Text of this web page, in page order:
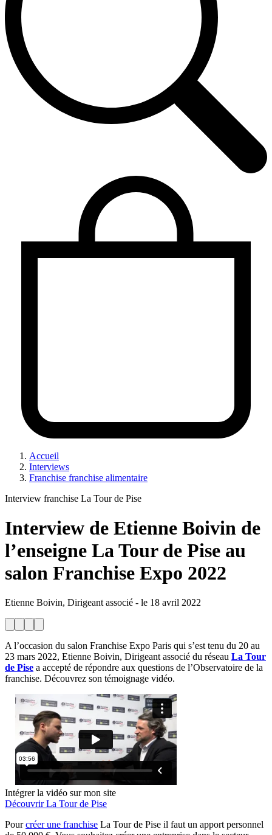
Accueil
Interviews
Franchise franchise alimentaire
Interview franchise La Tour de Pise
Interview de Etienne Boivin de
l’enseigne La Tour de Pise au
salon Franchise Expo 2022
Etienne Boivin, Dirigeant associé - le 18 avril 2022
A l’occasion du salon Franchise Expo Paris qui s’est tenu du 20 au
23 mars 2022, Etienne Boivin, Dirigeant associé du réseau La Tour
de Pise a accepté de répondre aux questions de l’Observatoire de la
franchise. Découvrez son témoignage vidéo.
Intégrer la vidéo sur mon site
Découvrir La Tour de Pise
Pourcréer une franchise La Tour de Pise il faut un apport personnel